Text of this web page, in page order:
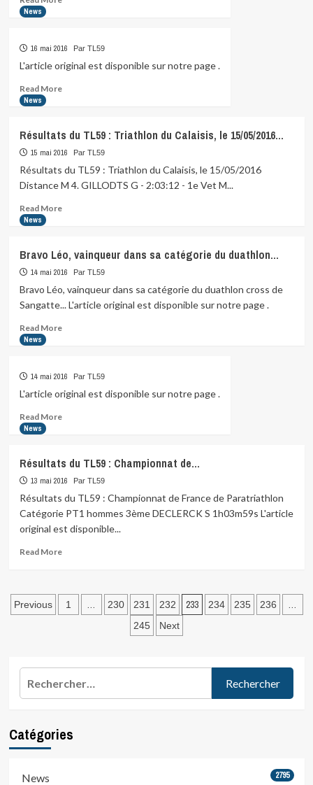
les…
News
16 mai 2016 Par TL59
L'article original est disponible sur notre page .
Read MoreRead
News
Résultats du TL59 : Triathlon du Calaisis, le 15/05/2016…
15 mai 2016 Par TL59
Résultats du TL59 : Triathlon du Calaisis, le 15/05/2016
Distance M 4. GILLODTS G - 2:03:12 - 1e Vet M...
Read MoreRead
du
TL59
du
Calaisis,
News
Bravo Léo, vainqueur dans sa catégorie du duathlon…
14 mai 2016 Par TL59
Bravo Léo, vainqueur dans sa catégorie du duathlon cross de
Sangatte... L'article original est disponible sur notre page .
Read MoreRead
Léo,
vainqueur
sa
duathlon…
News
14 mai 2016 Par TL59
L'article original est disponible sur notre page .
Read MoreRead
News
Résultats du TL59 : Championnat de…
13 mai 2016 Par TL59
Résultats du TL59 : Championnat de France de Paratriathlon
Catégorie PT1 hommes 3ème DECLERCK S 1h03m59s L'article
original est disponible...
Read MoreRead
du
TL59
Pagination
Previous 1 … 230 231 232 233 234 235 236 …
245 Next
Catégories
News 2795